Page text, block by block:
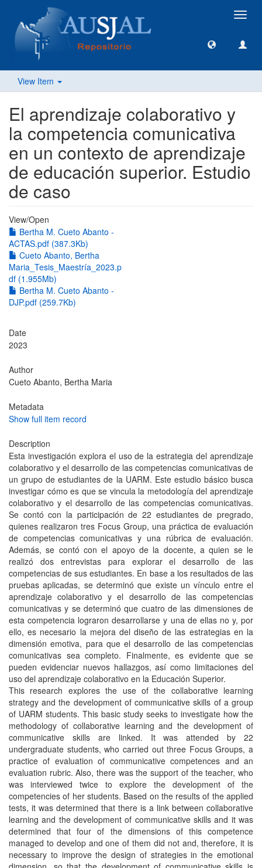
View Item
El aprendizaje colaborativo y
la competencia comunicativa
en un contexto de aprendizaje
de educación superior. Estudio
de caso
View/Open
Bertha M. Cueto Abanto -
ACTAS.pdf (387.3Kb)
Cueto Abanto, Bertha
Maria_Tesis_Maestría_2023.p
df (1.955Mb)
Bertha M. Cueto Abanto -
DJP.pdf (259.7Kb)
Date
2023
Author
Cueto Abanto, Bertha Maria
Metadata
Show full item record
Description
Esta investigación explora el uso de la estrategia del aprendizaje
colaborativo y el desarrollo de las competencias comunicativas de
un grupo de estudiantes de la UARM. Este estudio básico busca
investigar cómo es que se vincula la metodología del aprendizaje
colaborativo y el desarrollo de las competencias comunicativas.
Se contó con la participación de 22 estudiantes de pregrado,
quienes realizaron tres Focus Group, una práctica de evaluación
de competencias comunicativas y una rúbrica de evaluación.
Además, se contó con el apoyo de la docente, a quien se le
realizó dos entrevistas para explorar el desarrollo de las
competencias de sus estudiantes. En base a los resultados de las
pruebas aplicadas, se determinó que existe un vínculo entre el
aprendizaje colaborativo y el desarrollo de las competencias
comunicativas y se determinó que cuatro de las dimensiones de
esta competencia lograron desarrollarse y una de ellas no y, por
ello, es necesario la mejora del diseño de las estrategias en la
dimensión emotiva, para que el desarrollo de las competencias
comunicativas sea completo. Finalmente, es evidente que se
pueden evidenciar nuevos hallazgos, así como limitaciones del
uso del aprendizaje colaborativo en la Educación Superior.
This research explores the use of the collaborative learning
strategy and the development of communicative skills of a group
of UARM students. This basic study seeks to investigate how the
methodology of collaborative learning and the development of
communicative skills are linked. It was attended by 22
undergraduate students, who carried out three Focus Groups, a
practice of evaluation of communicative competences and an
evaluation rubric. Also, there was the support of the teacher, who
was interviewed twice to explore the development of the
competencies of her students. Based on the results of the applied
tests, it was determined that there is a link between collaborative
learning and the development of communicative skills and it was
determined that four of the dimensions of this competence
managed to develop and one of them did not and, therefore, it is
necessary to improve the design of strategies in the emotional